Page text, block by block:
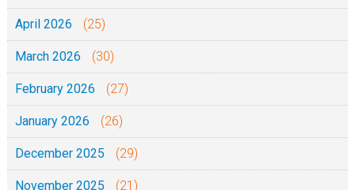
April 2026 (25)
March 2026 (30)
February 2026 (27)
January 2026 (26)
December 2025 (29)
November 2025 (21)